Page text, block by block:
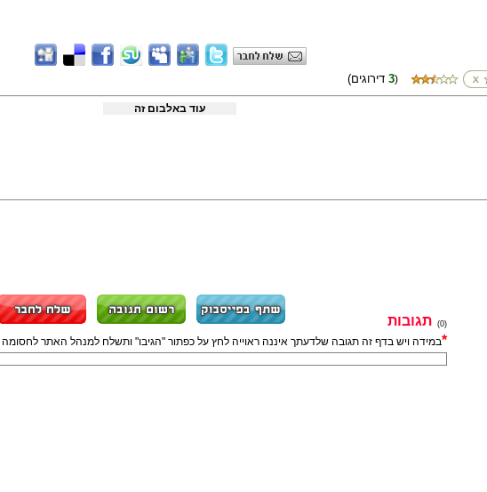
3)
עוד באלבום זה
(0)
תגובות
*במידה ויש בדף זה תגובה שלדעתך איננה ראוייה לחץ על כפתור "הגיבו" ותשלח למנהל האתר לחסומה